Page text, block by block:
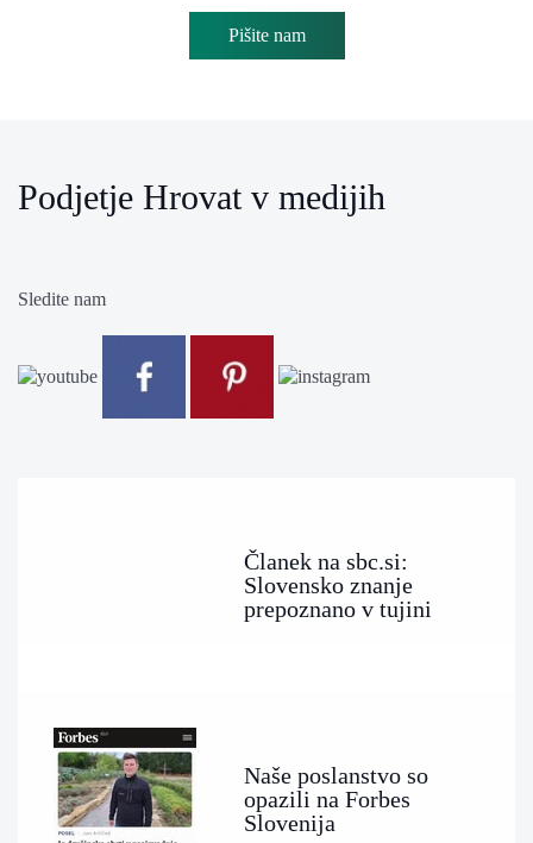
Pišite nam
Podjetje Hrovat v medijih
Sledite nam
Članek na sbc.si:
Slovensko znanje
prepoznano v tujini
Naše poslanstvo so
opazili na Forbes
Slovenija